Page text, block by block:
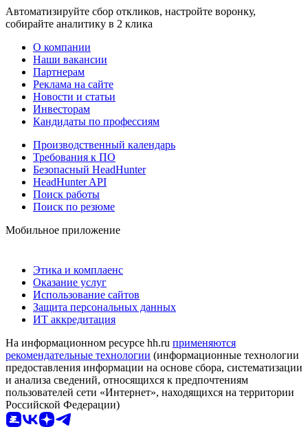
Автоматизируйте сбор откликов, настройте воронку,
собирайте аналитику в 2 клика
О компании
Наши вакансии
Партнерам
Реклама на сайте
Новости и статьи
Инвесторам
Кандидаты по профессиям
Производственный календарь
Требования к ПО
Безопасный HeadHunter
HeadHunter API
Поиск работы
Поиск по резюме
Мобильное приложение
Этика и комплаенс
Оказание услуг
Использование сайтов
Защита персональных данных
ИТ аккредитация
На информационном ресурсе hh.ru применяются
рекомендательные технологии (информационные технологии
предоставления информации на основе сбора, систематизации
и анализа сведений, относящихся к предпочтениям
пользователей сети «Интернет», находящихся на территории
Российской Федерации)